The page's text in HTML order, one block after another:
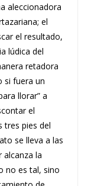
aleccionadora
el
el resultado,
lúdica del
retadora
si fuera un
llorar” a
el
tres pies del
se lleva a las
alcanza la
no es tal, sino